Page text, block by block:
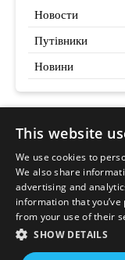
Новости
Путівники
Новини
This website
We use cookies to
We also share
advertising and
information that
from your use of their
SHOW DETAILS